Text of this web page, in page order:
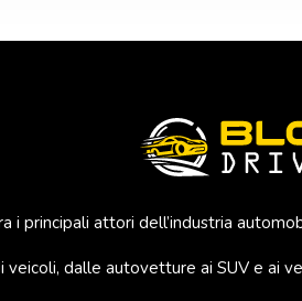
i principali attori dell’industria
dalle autovetture ai SUV e ai